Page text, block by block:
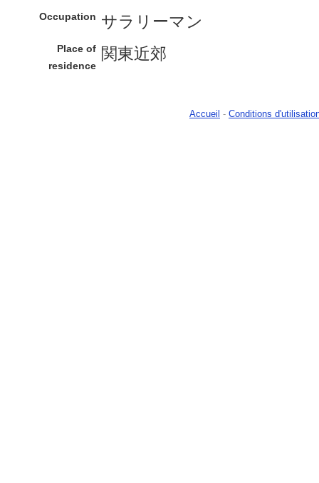
Occupation サラリーマン
Place of
residence
関東近郊
Accueil - Conditions